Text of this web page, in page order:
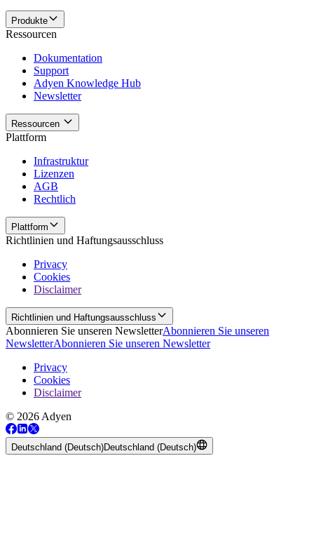
Produkte
Ressourcen
Dokumentation
Support
Adyen Knowledge Hub
Newsletter
Ressourcen
Plattform
Infrastruktur
Lizenzen
AGB
Rechtlich
Plattform
Richtlinien und Haftungsausschluss
Privacy
Cookies
Disclaimer
Richtlinien und Haftungsausschluss
Abonnieren Sie unseren NewsletterAbonnieren Sie unseren
NewsletterAbonnieren Sie unseren Newsletter
Privacy
Cookies
Disclaimer
© 2026 Adyen
Deutschland (Deutsch)Deutschland (Deutsch)